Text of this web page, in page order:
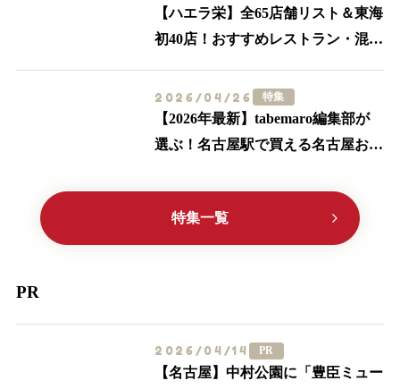
【ハエラ栄】全65店舗リスト＆東海
初40店！おすすめレストラン・混
2026/04/26 特集
【2026年最新】tabemaro編集部が
選ぶ！名古屋駅で買える名古屋お土
特集一覧
PR
2026/04/14 PR
【名古屋】中村公園に「豊臣ミュー